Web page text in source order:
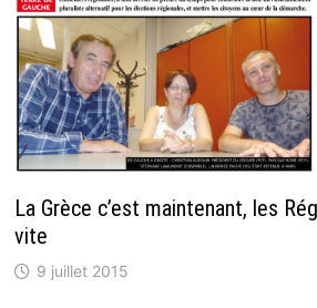
La Grèce c’est maintenant, les
vite
9 juillet 2015